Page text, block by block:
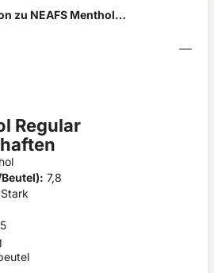
zu NEAFS Menthol
Regular
7,8
Stark